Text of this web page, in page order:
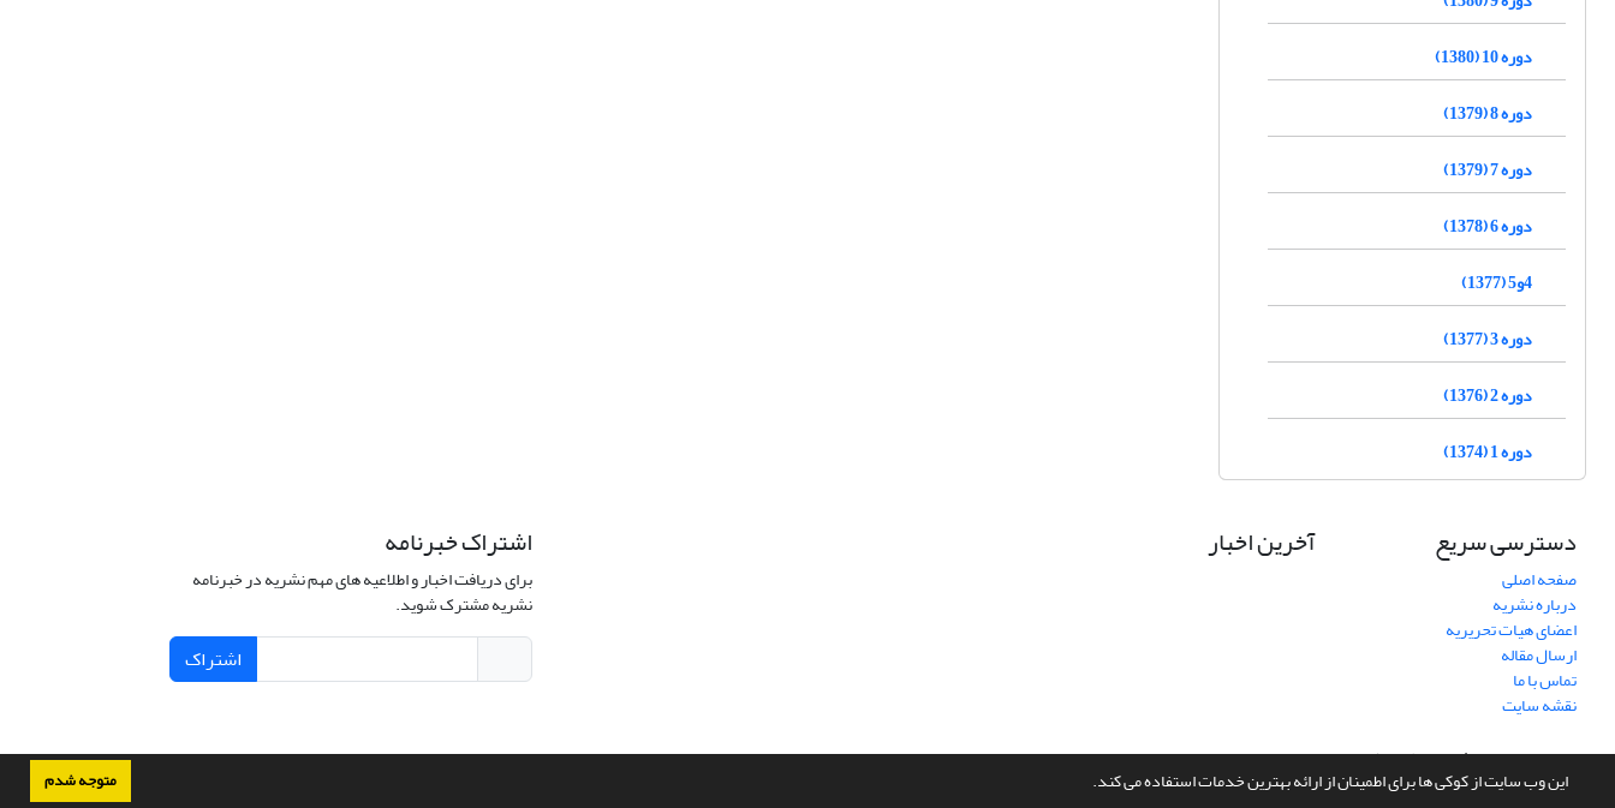
این وب سایت از کوکی ها برای اطمینان از ارائه بهترین خدمات استفاده می کند. متوجه شدم
دوره 10 (1380)
دوره 8 (1379)
دوره 7 (1379)
دوره 6 (1378)
4و5 (1377)
دوره 3 (1377)
دوره 2 (1376)
دوره 1 (1374)
دسترسی سریع
صفحه اصلی
درباره نشریه
اعضای هیات تحریریه
ارسال مقاله
تماس با ما
نقشه سایت
آخرین اخبار اشتراک خبرنامه
برای دریافت اخبار و اطلاعیه های مهم نشریه در خبرنامه
نشریه مشترک شوید.
اشتراک
سامانه مدیریت نشریات علمی.طراحی و پیاده سازی ازسیناوب